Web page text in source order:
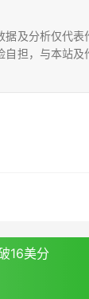
及分析仅代表
担，与本站及
16美分